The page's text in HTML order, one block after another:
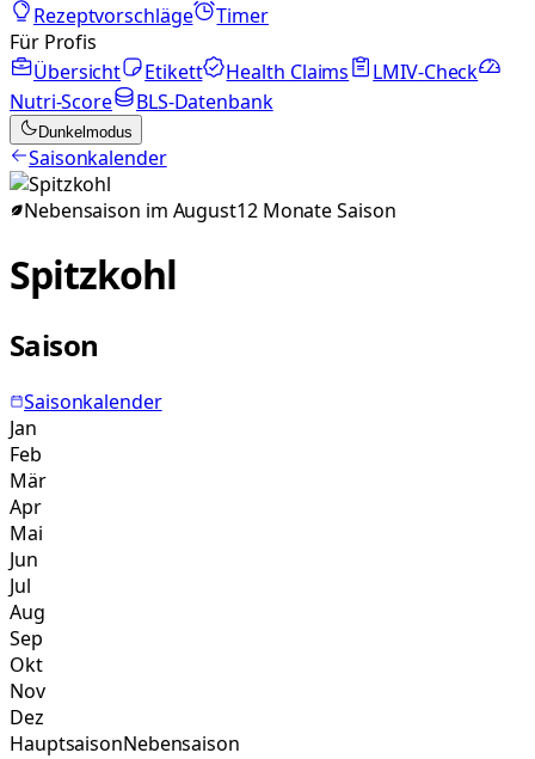
Rezeptvorschläge
Timer
Für Profis
Übersicht
Etikett Health Claims
LMIV-Check
Nutri-Score
BLS-Datenbank
Dunkelmodus
Saisonkalender
Nebensaison im August12 MonateSaison
Spitzkohl
Saison
Saisonkalender
Jan
Feb
Mär
Apr
Mai
Jun
Jul
Aug
Sep
Okt
Nov
Dez
HauptsaisonNebensaison